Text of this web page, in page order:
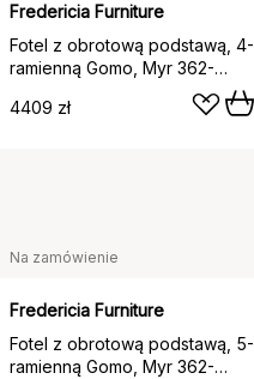
Fredericia Furniture
Fotel z obrotową podstawą, 4-
ramienną Gomo, Myr 362-
4409 zł
Na zamówienie
Fredericia Furniture
Fotel z obrotową podstawą, 5-
ramienną Gomo, Myr 362-